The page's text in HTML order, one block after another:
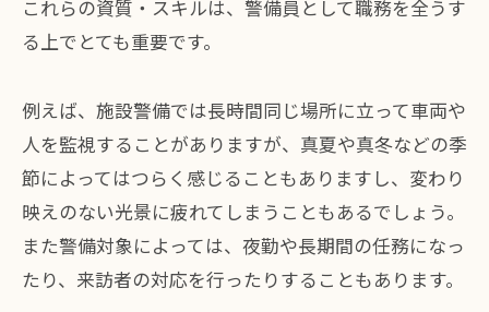
これらの資質・スキルは、警備員として職務を全うす
る上でとても重要です。
例えば、施設警備では長時間同じ場所に立って車両や
人を監視することがありますが、真夏や真冬などの季
節によってはつらく感じることもありますし、変わり
映えのない光景に疲れてしまうこともあるでしょう。
また警備対象によっては、夜勤や長期間の任務になっ
たり、来訪者の対応を行ったりすることもあります。